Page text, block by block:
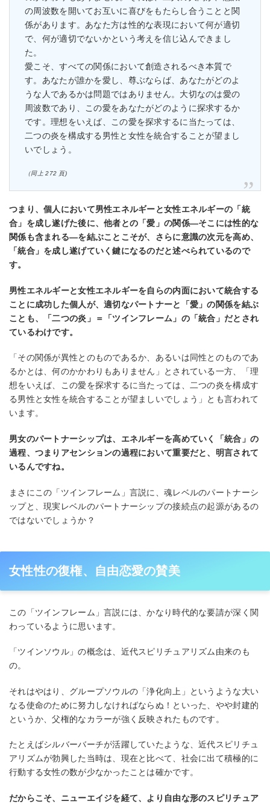
の周波数を開いてお互いに喜びをもたらし合うことと関
係があります。あなた⽅は性的な表現において何が適切
で、何が適切でないかという考えを信じ込んできまし
た。
愛こそ、すべての関係において創造されるべき本質で
す。あなたが誰かを愛し、尊ぶならば、あなたがどのよ
うな⼈であるかは問題ではありません。⼤切なのは愛の
周波数であり、この愛をあなたがどのように探求するか
です。理想をいえば、この愛を探求するに当たっては、
⼆つの炎を構成する男性と⼥性を統合することが望まし
いでしょう。
（同上 272 ⾴)
つまり、個⼈において男性エネルギーと⼥性エネルギーの「統
合」を成し遂げた後に、他者との「愛」の関係―そこには性的な
関係も含まれる―を結ぶことこそが、さらに意識の次元を⾼め、
「統合」を成し遂げていく鍵になるのだと述べられているので
す。
男性エネルギーと⼥性エネルギーを⾃らの内⾯において統合する
ことに成功した個⼈が、適切なパートナーと「愛」の関係を結ぶ
ことも、「⼆つの炎」＝「ツインフレーム」の「統合」だとされ
ているわけです。
「その関係が異性とのものであるか、あるいは同性とのものであ
るかとは、何のかかわりもありません」とされている⼀⽅、「理
想をいえば、この愛を探求するに当たっては、⼆つの炎を構成す
る男性と⼥性を統合することが望ましいでしょう」とも⾔われて
います。
男⼥のパートナーシップは、エネルギーを⾼めていく「統合」の
過程、つまりアセンションの過程において重要だと、明⾔されて
いるんですね。
まさにこの「ツインフレーム」⾔説に、魂レベルのパートナーシ
ップと、現実レベルのパートナーシップの接続点の起源があるの
ではないでしょうか？
⼥性性の復権、⾃由恋愛の賛美
この「ツインフレーム」⾔説には、かなり時代的な要請が深く関
わっているように思います。
「ツインソウル」の概念は、近代スピリチュアリズム由来のも
の。
それはやはり、グループソウルの「浄化向上」というような⼤い
なる使命のために努⼒しなければならぬ！といった、やや封建的
というか、⽗権的なカラーが強く反映されたものです。
たとえばシルバーバーチが活躍していたような、近代スピリチュ
アリズムが勃興した当時は、現在と⽐べて、社会に出て積極的に
⾏動する⼥性の数が少なかったことは確かです。
だからこそ、ニューエイジを経て、より⾃由な形のスピリチュア